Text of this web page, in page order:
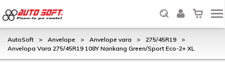
AutoSoft > Anvelope > Anvelope vara > 275/45R19
>
Anvelopa Vara 275/45R19 108Y Nankang Green/Sport Eco-2+ XL